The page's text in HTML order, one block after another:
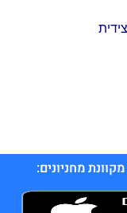
מחניונים: